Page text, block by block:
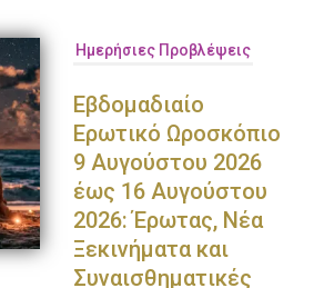
Ημερήσιες Προβλέψεις
Εβδομαδιαίο
Ερωτικό Ωροσκόπιο
9 Αυγούστου 2026
έως 16 Αυγούστου
2026: Έρωτας, Νέα
Ξεκινήματα και
Συναισθηματικές